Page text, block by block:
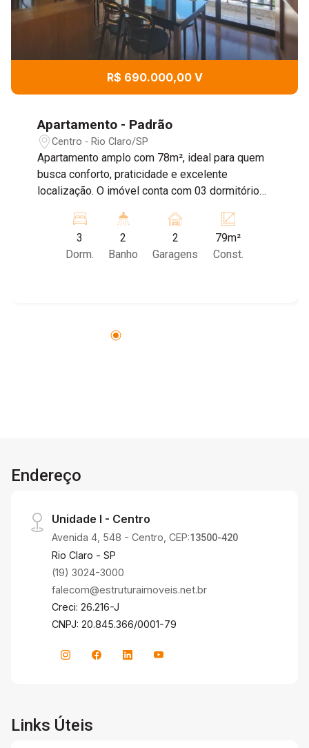
R$ 690.000,00 V
Apartamento - Padrão
Centro - Rio Claro/SP
Apartamento amplo com 78m², ideal para quem
busca conforto, praticidade e excelente
localização. O imóvel conta com 03 dormitórios,
excelente iluminação natural e ótima ventilação.
Possui sala de estar e jantar integradas,
proporcionando mais amplitude e conforto ao
para toda a família. O condomínio Conde Prates
3
Dorm.
2
Banho
2
Garagens
79m²
Const.
Endereço
Unidade I - Centro
Avenida 4, 548 - Centro, CEP:13500-420
Rio Claro - SP
(19) 3024-3000
falecom@estruturaimoveis.net.br
Creci: 26.216-J
CNPJ: 20.845.366/0001-79
Links Úteis